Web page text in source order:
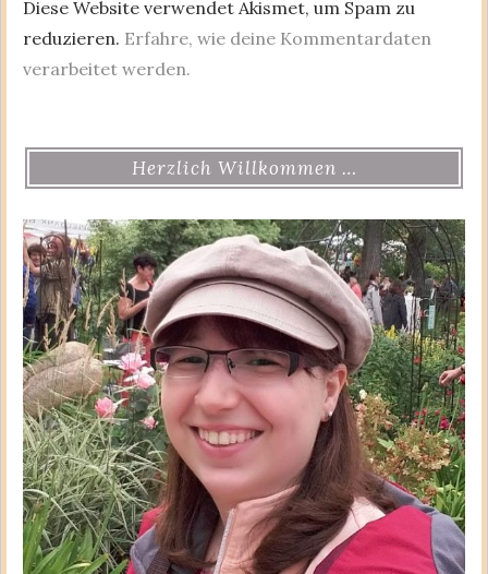
Diese Website verwendet Akismet, um Spam zu
reduzieren. Erfahre, wie deine Kommentardaten
verarbeitet werden.
Herzlich Willkommen …